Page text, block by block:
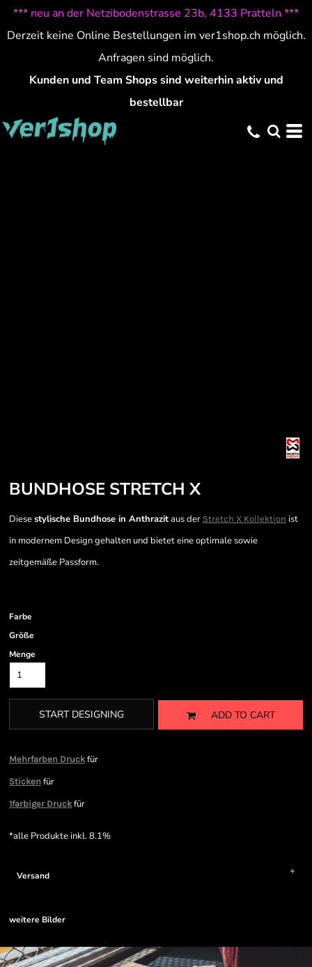
*** neu an der Netzibodenstrasse 23b, 4133 Pratteln ***
Derzeit keine Online Bestellungen im ver1shop.ch möglich.
Anfragen sind möglich.
Kunden und Team Shops sind weiterhin aktiv und
bestellbar
BUNDHOSE STRETCH X
Diesestylische Bundhose in Anthrazitaus der Stretch X Kollektion ist
in modernem Design gehalten und bietet eine optimale sowie
zeitgemäße Passform.
Farbe
Größe
Menge
START DESIGNING ADD TO CART
Mehrfarben Druckfür
Sticken für
1farbiger Druckfür
*alle Produkte inkl. 8.1%
Versand
weitere Bilder